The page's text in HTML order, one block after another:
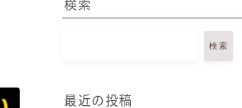
検索
検索
最近の投稿